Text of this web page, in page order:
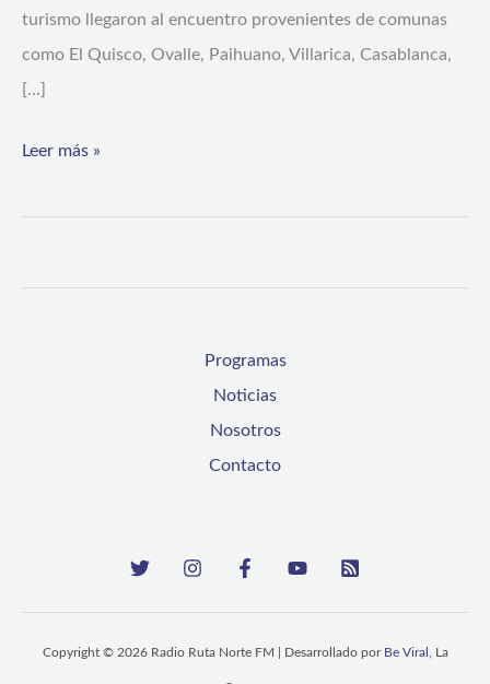
turismo llegaron al encuentro provenientes de comunas
como El Quisco, Ovalle, Paihuano, Villarica, Casablanca,
[…]
Vicuña
Leer más »
Programas
Noticias
Nosotros
Contacto
Copyright © 2026 Radio Ruta Norte FM | Desarrollado por Be Viral , La